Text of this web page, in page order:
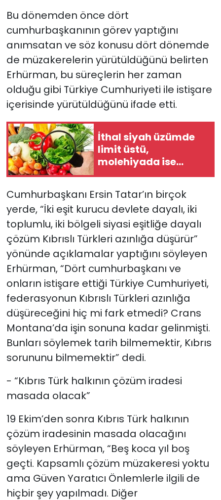
Bu dönemden önce dört
cumhurbaşkanının görev yaptığını
anımsatan ve söz konusu dört dönemde
de müzakerelerin yürütüldüğünü belirten
Erhürman, bu süreçlerin her zaman
olduğu gibi Türkiye Cumhuriyeti ile istişare
içerisinde yürütüldüğünü ifade etti.
İthal siyah üzümde
limit üstü,
molehiyada ise
tavsiye dışı bitki
edildi
Cumhurbaşkanı Ersin Tatar’ın birçok
yerde, “İki eşit kurucu devlete dayalı, iki
toplumlu, iki bölgeli siyasi eşitliğe dayalı
çözüm Kıbrıslı Türkleri azınlığa düşürür”
yönünde açıklamalar yaptığını söyleyen
Erhürman, “Dört cumhurbaşkanı ve
onların istişare ettiği Türkiye Cumhuriyeti,
federasyonun Kıbrıslı Türkleri azınlığa
düşüreceğini hiç mi fark etmedi? Crans
Montana’da işin sonuna kadar gelinmişti.
Bunları söylemek tarih bilmemektir, Kıbrıs
sorununu bilmemektir” dedi.
- “Kıbrıs Türk halkının çözüm iradesi
masada olacak”
19 Ekim’den sonra Kıbrıs Türk halkının
çözüm iradesinin masada olacağını
söyleyen Erhürman, “Beş koca yıl boş
geçti. Kapsamlı çözüm müzakeresi yoktu
ama Güven Yaratıcı Önlemlerle ilgili de
hiçbir şey yapılmadı. Diğer